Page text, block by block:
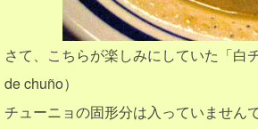
さて、こちらが楽しみにしていた「白
de chuño）
チューニョの固形分は入っていませんで